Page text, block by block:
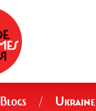
Blogs / Ukraine